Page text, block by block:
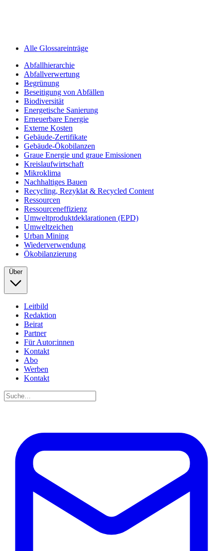
Alle Glossareinträge
Abfallhierarchie
Abfallverwertung
Begrünung
Beseitigung von Abfällen
Biodiversität
Energetische Sanierung
Erneuerbare Energie
Externe Kosten
Gebäude-Zertifikate
Gebäude-Ökobilanzen
Graue Energie und graue Emissionen
Kreislaufwirtschaft
Mikroklima
Nachhaltiges Bauen
Recycling, Rezyklat & Recycled Content
Ressourcen
Ressourceneffizienz
Umweltprodukt­deklarationen (EPD)
Umweltzeichen
Urban Mining
Wiederverwendung
Ökobilanzierung
Über
Leitbild
Redaktion
Beirat
Partner
Für Autor:innen
Kontakt
Abo
Werben
Kontakt